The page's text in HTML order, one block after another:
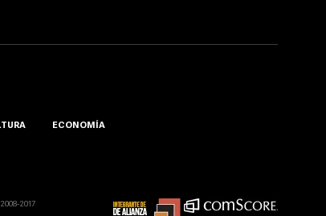
ECONOMÍA
2017